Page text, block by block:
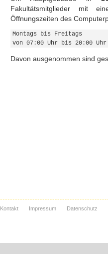
Fakultätsmitglieder mit
Öffnungszeiten des
Montags bis Freitags
von 07:00 Uhr bis 20:00 Uhr
Davon ausgenommen sind
Kontakt Impressum Datenschutz